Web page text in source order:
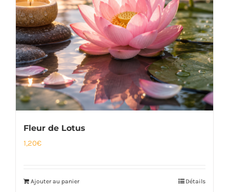
Fleur de Lotus
1,20€
Ajouter au panier Détails